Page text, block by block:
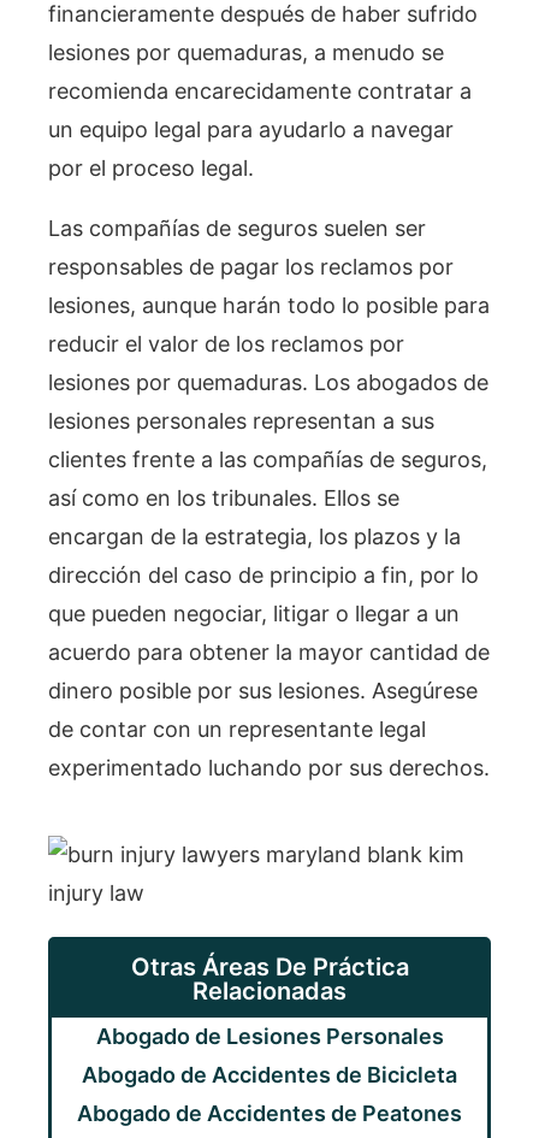
financieramente después de haber sufrido
lesiones por quemaduras, a menudo se
recomienda encarecidamente contratar a
un equipo legal para ayudarlo a navegar
por el proceso legal.
Las compañías de seguros suelen ser
responsables de pagar los reclamos por
lesiones, aunque harán todo lo posible para
reducir el valor de los reclamos por
lesiones por quemaduras. Los abogados de
lesiones personales representan a sus
clientes frente a las compañías de seguros,
así como en los tribunales. Ellos se
encargan de la estrategia, los plazos y la
dirección del caso de principio a fin, por lo
que pueden negociar, litigar o llegar a un
acuerdo para obtener la mayor cantidad de
dinero posible por sus lesiones. Asegúrese
de contar con un representante legal
experimentado luchando por sus derechos.
Otras Áreas De Práctica
Relacionadas
Abogado de Lesiones Personales
Abogado de Accidentes de Bicicleta
Abogado de Accidentes de Peatones